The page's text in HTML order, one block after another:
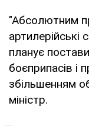
"Абсолютним
планує
боєприпасів
збільшенням
міністр.